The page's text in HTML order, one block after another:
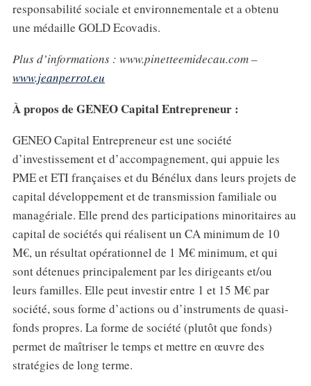
responsabilité sociale et environnementale et a obtenu
une médaille GOLD Ecovadis.
Plus d’informations : www.pinetteemidecau.com –
www.jeanperrot.eu
À propos de GENEO Capital Entrepreneur :
GENEO Capital Entrepreneur est une société
d’investissement et d’accompagnement, qui appuie les
PME et ETI françaises et du Bénélux dans leurs projets de
capital développement et de transmission familiale ou
managériale. Elle prend des participations minoritaires au
capital de sociétés qui réalisent un CA minimum de 10
M€, un résultat opérationnel de 1 M€ minimum, et qui
sont détenues principalement par les dirigeants et/ou
leurs familles. Elle peut investir entre 1 et 15 M€ par
société, sous forme d’actions ou d’instruments de quasi-
fonds propres. La forme de société (plutôt que fonds)
permet de maîtriser le temps et mettre en œuvre des
stratégies de long terme.